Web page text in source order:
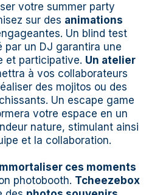
votre summer party
sur des animations
Un blind test
par un DJ garantira une
et participative. Un atelier
à vos collaborateurs
des mojitos ou des
Un escape game
votre espace en un
nature, stimulant ainsi
et la collaboration.
ces moments
photobooth. Tcheezebox